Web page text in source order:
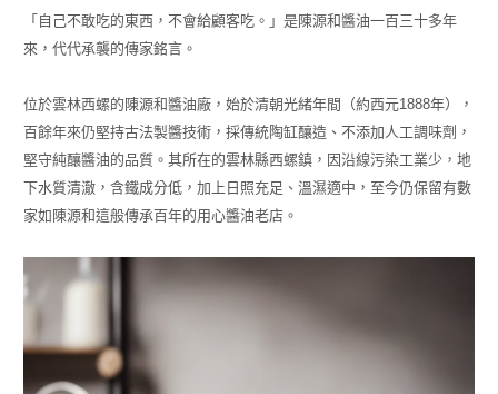
「自己不敢吃的東西，不會給顧客吃。」是陳源和醬油一百三十多年
來，代代承襲的傳家銘言。
位於雲林西螺的陳源和醬油廠，始於清朝光緒年間（約西元1888年），
百餘年來仍堅持古法製醬技術，採傳統陶缸釀造、不添加人工調味劑，
堅守純釀醬油的品質。其所在的雲林縣西螺鎮，因沿線污染工業少，地
下水質清澈，含鐵成分低，加上日照充足、溫濕適中，至今仍保留有數
家如陳源和這般傳承百年的用心醬油老店。